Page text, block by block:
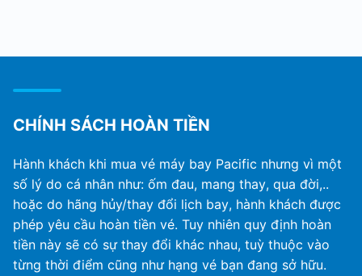
CHÍNH SÁCH HOÀN TIỀN
Hành khách khi mua vé máy bay Pacific nhưng vì một
số lý do cá nhân như: ốm đau, mang thay, qua đời,..
hoặc do hãng hủy/thay đổi lịch bay, hành khách được
phép yêu cầu hoàn tiền vé. Tuy nhiên quy định hoàn
tiền này sẽ có sự thay đổi khác nhau, tuỳ thuộc vào
từng thời điểm cũng như hạng vé bạn đang sở hữu.